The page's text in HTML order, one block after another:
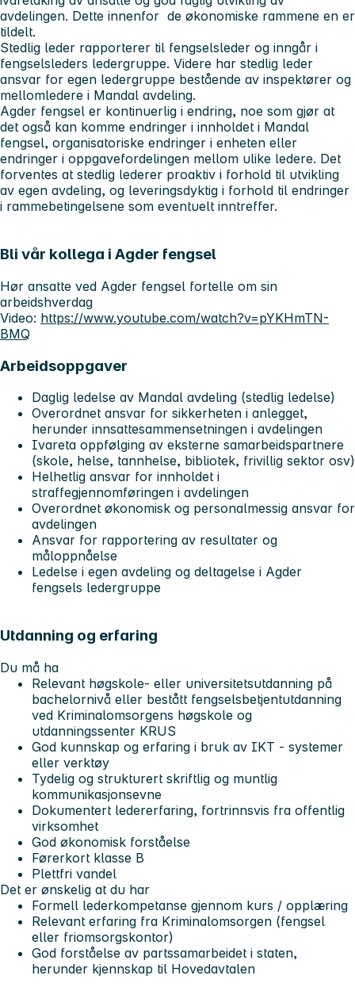
avdelingen. Dette innenfor de økonomiske rammene en er
tildelt.
Stedlig leder rapporterer til fengselsleder og inngår i
fengselsleders ledergruppe. Videre har stedlig leder
ansvar for egen ledergruppe bestående av inspektører og
mellomledere i Mandal avdeling.
Agder fengsel er kontinuerlig i endring, noe som gjør at
det også kan komme endringer i innholdet i Mandal
fengsel, organisatoriske endringer i enheten eller
endringer i oppgavefordelingen mellom ulike ledere. Det
forventes at stedlig lederer proaktiv i forhold til utvikling
av egen avdeling, og leveringsdyktig i forhold til endringer
i rammebetingelsene som eventuelt inntreffer.
Bli vår kollega i Agder fengsel
Hør ansatte ved Agder fengsel fortelle om sin
arbeidshverdag
Video: https://www.youtube.com/watch?v=pYKHmTN-
BMQ
Arbeidsoppgaver
Daglig ledelse av Mandal avdeling (stedlig ledelse)
Overordnet ansvar for sikkerheten i anlegget,
herunder innsattesammensetningen i avdelingen
Ivareta oppfølging av eksterne samarbeidspartnere
(skole, helse, tannhelse, bibliotek, frivillig sektor osv)
Helhetlig ansvar for innholdet i
straffegjennomføringen i avdelingen
Overordnet økonomisk og personalmessig ansvar for
avdelingen
Ansvar for rapportering av resultater og
måloppnåelse
Ledelse i egen avdeling og deltagelse i Agder
fengsels ledergruppe
Utdanning og erfaring
Du må ha
Relevant høgskole- eller universitetsutdanning på
bachelornivå eller bestått fengselsbetjentutdanning
ved Kriminalomsorgens høgskole og
utdanningssenter KRUS
God kunnskap og erfaring i bruk av IKT - systemer
eller verktøy
Tydelig og strukturert skriftlig og muntlig
kommunikasjonsevne
Dokumentert ledererfaring, fortrinnsvis fra offentlig
virksomhet
God økonomisk forståelse
Førerkort klasse B
Plettfri vandel
Det er ønskelig at du har
Formell lederkompetanse gjennom kurs / opplæring
Relevant erfaring fra Kriminalomsorgen (fengsel
eller friomsorgskontor)
God forståelse av partssamarbeidet i staten,
herunder kjennskap til Hovedavtalen